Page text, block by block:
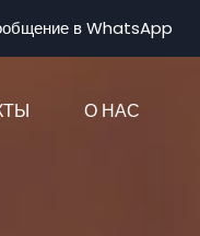
в WhatsApp
О НАС